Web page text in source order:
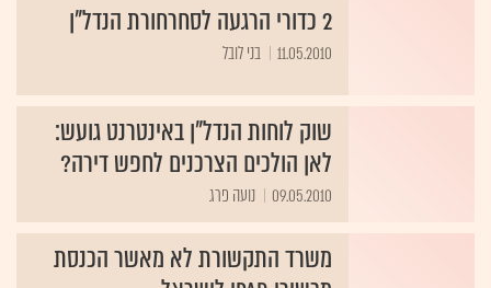
2 כדורי הרגעה לסחרחורת הנדל"ן
11.05.2010 בני לובל
שוק לוחות הנדל"ן באינטרנט גועש:
לאן הולכים הצרכנים לחפש דירה?
09.05.2010 נועה פרג
משרד התקשורת לא מאשר הכנסת